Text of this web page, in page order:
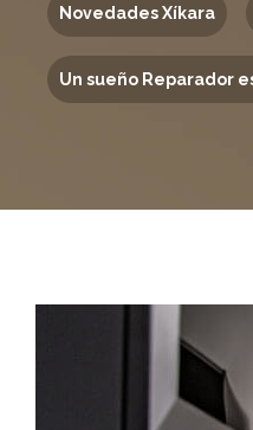
Novedades Xíkara
Un sueño Reparador